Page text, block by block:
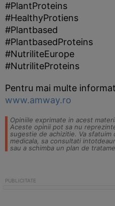
#PlantProteins
#HealthyProtiens
#Plantbased
#PlantbasedProteins
#NutriliteEurope
#NutriliteProteins
Pentru mai multe
www.amway.ro
Opiniile exprimate in acest
Aceste opinii pot sa nu
sugestie de achizitie. Va sfatuim
medicala, sa consultati
sau a schimba un plan de